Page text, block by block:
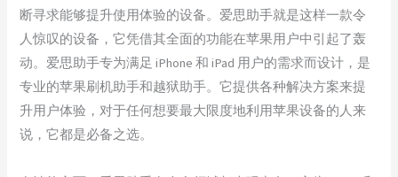
断寻求能够提升使用体验的设备。爱思助手就是这样一款令
人惊叹的设备，它凭借其全面的功能在苹果用户中引起了轰
动。爱思助手专为满足 iPhone 和 iPad 用户的需求而设计，是
专业的苹果刷机助手和越狱助手。它提供各种解决方案来提
升用户体验，对于任何想要最大限度地利用苹果设备的人来
说，它都是必备之选。